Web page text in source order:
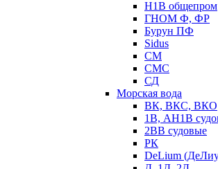
Н1В общепром
ГНОМ Ф, ФР
Бурун ПФ
Sidus
СМ
СМС
СД
Морская вода
ВК, ВКС, ВКО
1В, АН1В
2ВВ судовые
РК
DeLium